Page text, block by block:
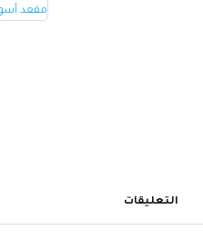
التعليقات